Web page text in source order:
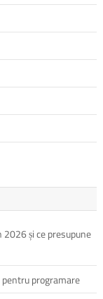
și ce presupune
pentru programare